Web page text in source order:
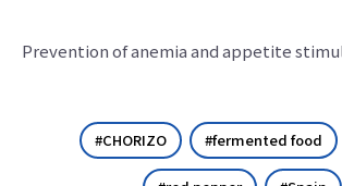
Prevention of anemia and appetite
CHORIZO fermented food